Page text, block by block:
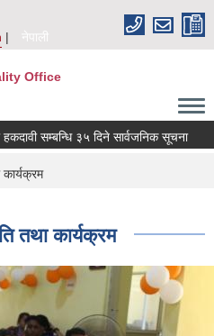
नेपाली
Office
सम्बन्धि ३५ दिने सार्वजनिक सूचना
तथा कार्यक्रम